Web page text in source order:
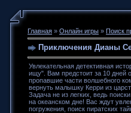
Главная » Онлайн игры » Поиск
Приключения Дианы
Увлекательная детективная
ищу". Вам предстоит за 10 дней
пропавшие части волшебного
вернуть малышку Керри из
Задача не из легких, ведь
на океанском дне! Вас ждут
погружения, поиск пиратских